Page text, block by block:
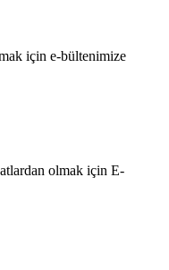
için e-bültenimize
olmak için E-